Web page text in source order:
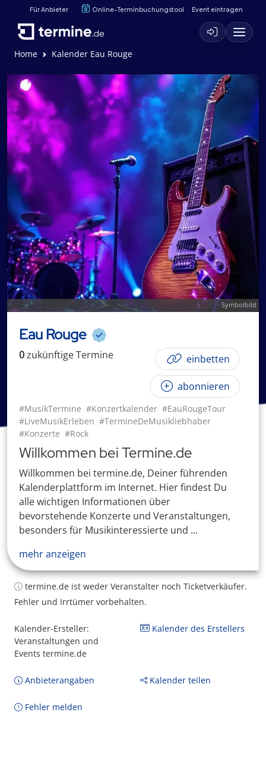
Für Anbieter Online-Terminbuchungstool Event eintragen
Home Kalender Eau Rouge
Symbolbild
Eau Rouge
0zukünftigeTermine einbetten
abonnieren
#MusikTermine #Konzertkalender #EauRougeTour
#LiveMusikErleben #TermineDeMusikliebhaber
#Konzerte #Rock
Willkommen bei Termine.de
Willkommen bei termine.de, Deiner führenden
Kalenderplattform im Internet. Hier findest Du
alle wichtigen Informationen über
bevorstehende Konzerte und Veranstaltungen,
besonders für Musikinteressierte und ...
mehr anzeigen
termine.de ist weder Veranstalter noch Ticketverkäufer.
Fehler und Irrtümer vorbehalten.
Kalender-Ersteller:
Veranstaltungen und
Events termine.de
Kalender des Erstellers
Anbieterangaben Kalender teilen
Fehler melden